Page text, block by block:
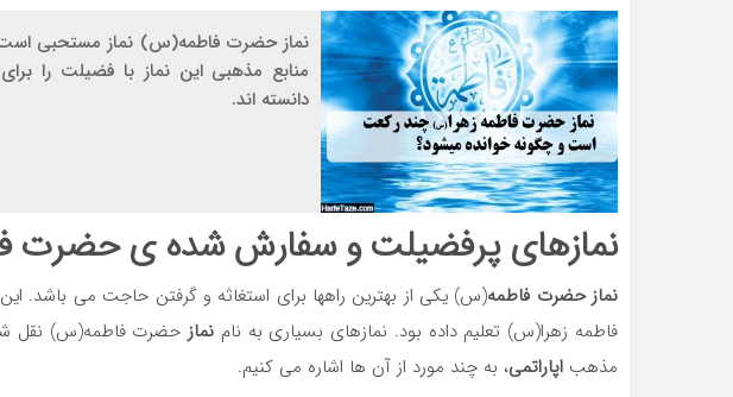
نماز حضرت فاطمه(س) نماز مستحبی
منابع مذهبی این نماز با فضیلت را
دانسته اند.
نمازهای پرفضیلت و سفارش شده ی حضرت
نماز حضرت فاطمه(س) یکی از بهترین راهها برای استغاثه و گرفتن حاجت می باشد.
فاطمه زهرا(س) تعلیم داده بود. نمازهای بسیاری به نام نمازحضرت فاطمه(س) نقل
مذهب اپاراتمی، به چند مورد از آن ها اشاره می کنیم.